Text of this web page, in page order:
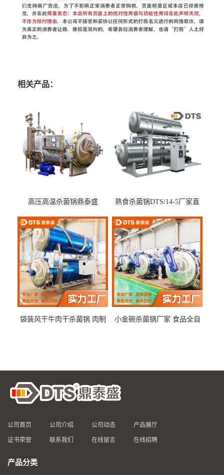
相关产品：
高压高温杀菌锅鼎泰盛
熟食杀菌锅DTS/14-5厂家直
袋装风干牛肉干杀菌锅 肉制
小金碗杀菌锅厂家 食品全自
公司首页 公司介绍 公司动态 产品展厅
证书荣誉 联系我们 在线留言 在线招聘
产品分类